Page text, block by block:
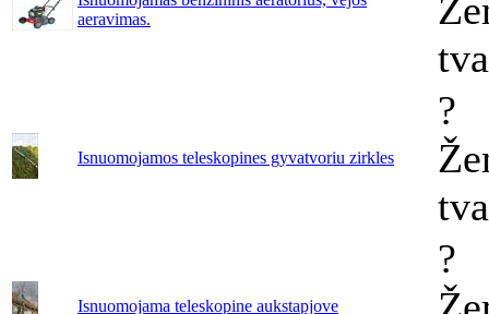
aeravimas.
Isnuomojamos teleskopines gyvatvoriu zirkles
?
Isnuomojama teleskopine aukstapjove
?